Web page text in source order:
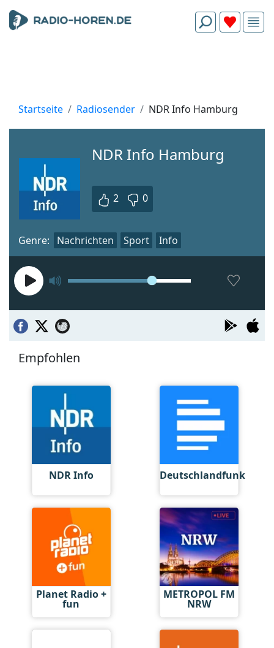
Startseite Radiosender NDR Info Hamburg
NDR Info Hamburg
2 0
Genre: Nachrichten Sport Info
Empfohlen
NDR Info Deutschlandfunk
Planet Radio +
fun
METROPOL FM
NRW